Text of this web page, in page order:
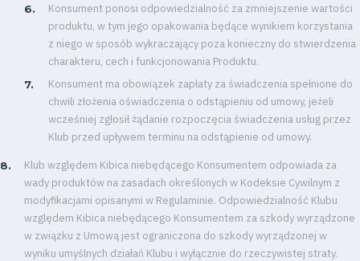
Konsument ponosi odpowiedzialność za zmniejszenie wartości
produktu, w tym jego opakowania będące wynikiem korzystania
z niego w sposób wykraczający poza konieczny do stwierdzenia
charakteru, cech i funkcjonowania Produktu.
Konsument ma obowiązek zapłaty za świadczenia spełnione do
chwili złożenia oświadczenia o odstąpieniu od umowy, jeżeli
wcześniej zgłosił żądanie rozpoczęcia świadczenia usług przez
Klub przed upływem terminu na odstąpienie od umowy.
Klub względem Kibica niebędącego Konsumentem odpowiada za
wady produktów na zasadach określonych w Kodeksie Cywilnym z
modyfikacjami opisanymi w Regulaminie. Odpowiedzialność Klubu
względem Kibica niebędącego Konsumentem za szkody wyrządzone
w związku z Umową jest ograniczona do szkody wyrządzonej w
wyniku umyślnych działań Klubu i wyłącznie do rzeczywistej straty.